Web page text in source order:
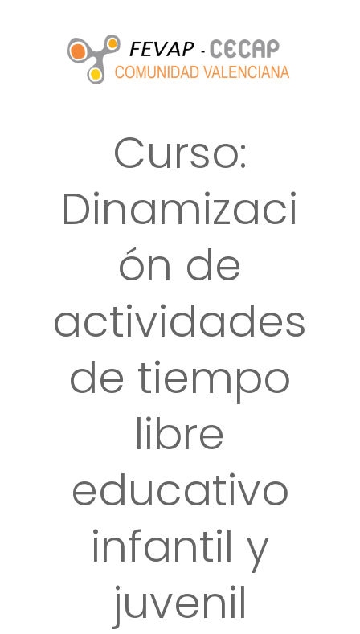
Curso:
Dinamizaci
ón de
actividades
de tiempo
libre
educativo
infantil y
juvenil